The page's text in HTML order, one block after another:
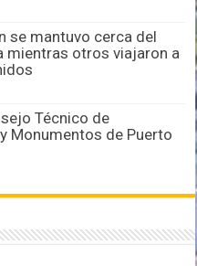
se mantuvo cerca del
mientras otros viajaron a
Técnico de
Monumentos de Puerto